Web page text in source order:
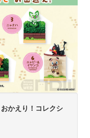
かえり！コレクシ